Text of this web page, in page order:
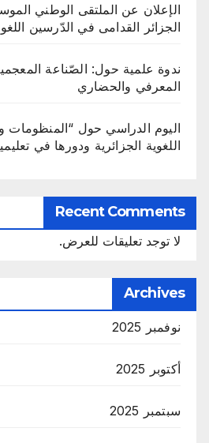
الإعلان عن الملتقى الوطني
الجزائر القدامى في الدّرسين
ندوة علمية حول: الصّناعة
المعرفي والحضاري
اليوم الدراسي حول “المنظومات
اللغوية الجزائرية ودورها في
Recent Comments
لا توجد تعليقات للعرض.
Archives
نوفمبر 2025
أكتوبر 2025
سبتمبر 2025